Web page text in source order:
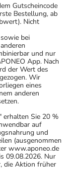
Gutscheincode
Bestellung, ab
Nicht
bei
und nur
App. Nach
der Wert des
Wir
eines
anderen
erhalten Sie 20 %
auf
und
(ausgenommen
www.aponeo.de
09.08.2026. Nur
die Aktion früher